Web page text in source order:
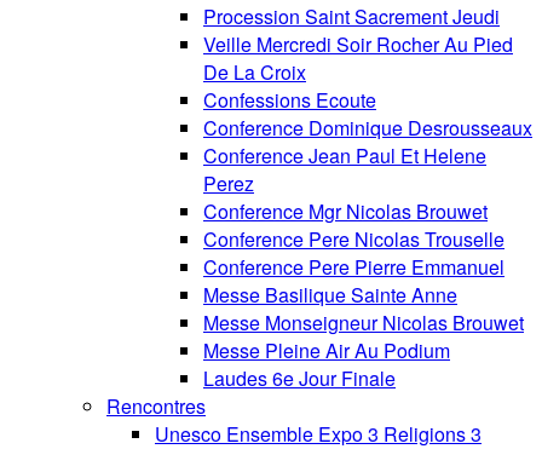
Procession Saint Sacrement Jeudi
Veille Mercredi Soir Rocher Au Pied
De La Croix
Confessions Ecoute
Conference Dominique Desrousseaux
Conference Jean Paul Et Helene
Perez
Conference Mgr Nicolas Brouwet
Conference Pere Nicolas Trouselle
Conference Pere Pierre Emmanuel
Messe Basilique Sainte Anne
Messe Monseigneur Nicolas Brouwet
Messe Pleine Air Au Podium
Laudes 6e Jour Finale
Rencontres
Unesco Ensemble Expo 3 Religions 3